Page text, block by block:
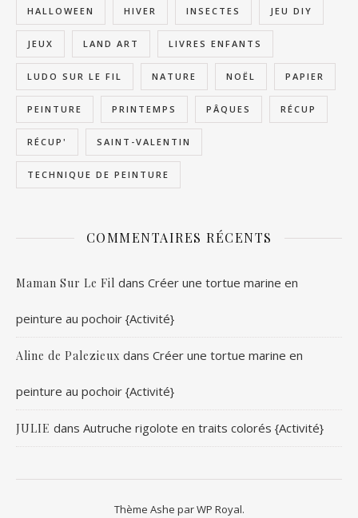
HALLOWEEN HIVER INSECTES JEU DIY
JEUX LAND ART LIVRES ENFANTS
LUDO SUR LE FIL NATURE NOËL PAPIER
PEINTURE PRINTEMPS PÂQUES RÉCUP
RÉCUP' SAINT-VALENTIN
TECHNIQUE DE PEINTURE
COMMENTAIRES RÉCENTS
Maman Sur Le Fil dans Créer une tortue marine en
peinture au pochoir {Activité}
Aline de Palezieux dans Créer une tortue marine en
peinture au pochoir {Activité}
JULIE dans Autruche rigolote en traits colorés {Activité}
Thème Ashe parWP Royal.